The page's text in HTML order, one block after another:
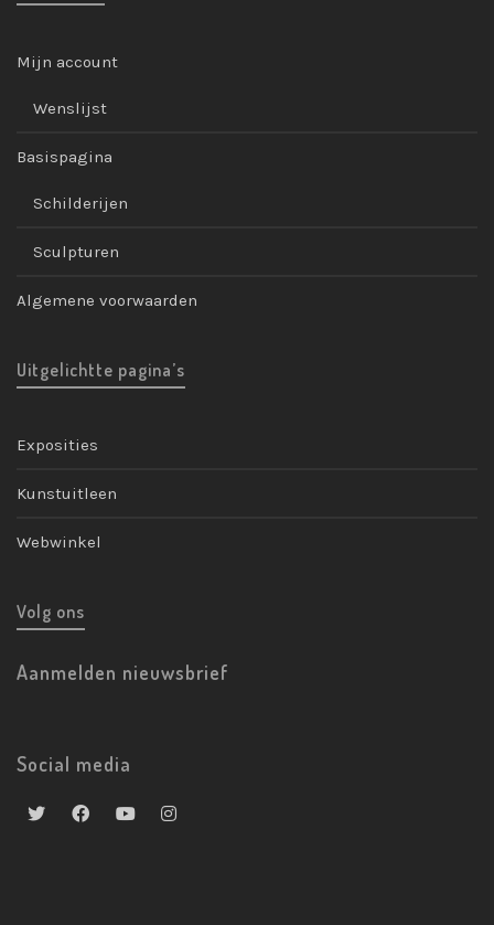
Mijn account
Wenslijst
Basispagina
Schilderijen
Sculpturen
Algemene voorwaarden
Uitgelichtte pagina’s
Exposities
Kunstuitleen
Webwinkel
Volg ons
Aanmelden nieuwsbrief
Social media